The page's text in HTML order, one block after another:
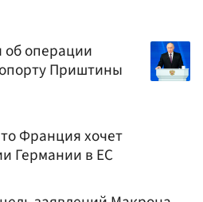
об операции
Приштины
Франция хочет
Германии в ЕС